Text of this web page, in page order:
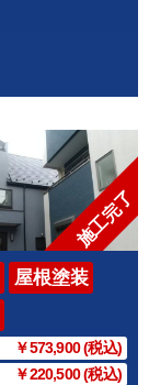
施工完了
屋根塗装
￥573,900 (税込)
￥220,500 (税込)